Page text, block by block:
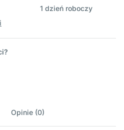
1 dzień roboczy
Opinie (0)